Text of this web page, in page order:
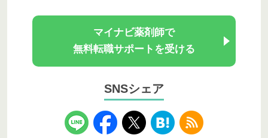
マイナビ薬剤師で
無料転職サポートを受ける
SNSシェア